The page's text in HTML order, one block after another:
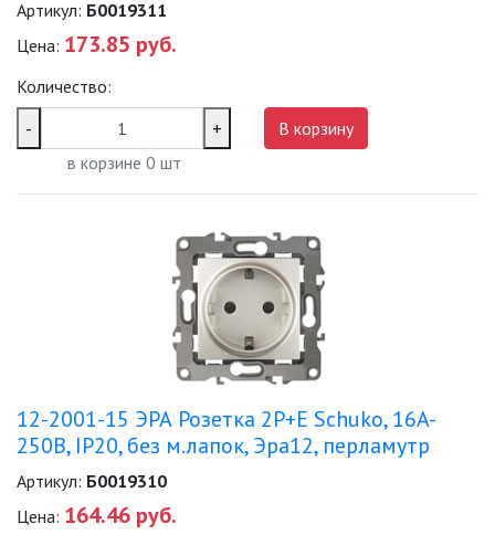
НОВОГОДНЕЕ ОСВЕЩЕНИЕ
ПАЯЛЬНОЕ ОБОРУДОВАНИЕ
ПОДВЕСНЫЕ ЛОФТ
СВЕТИЛЬНИКИ
ПОРТАТИВНЫЕ СОЛНЕЧНЫЕ
ЭЛЕКТРОСТАНЦИИ
ПРОТИВОМОСКИТНЫЕ ЛАМПЫ
Артикул: Б0019311
Цена: 173.85 руб.
Количество:
-
+
в корзине 0 шт
В корзину
12-2001-15 ЭРА Розетка 2P+E Schuko, 16A-
250В, IP20, без м.лапок, Эра12, перламутр
Артикул: Б0019310
Цена: 164.46 руб.